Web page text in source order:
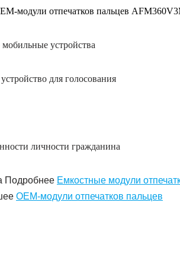
модули отпечатков пальцев
устройства
для голосования
личности гражданина
Подробнее Емкостные модули
OEM-модули отпечатков пальцев